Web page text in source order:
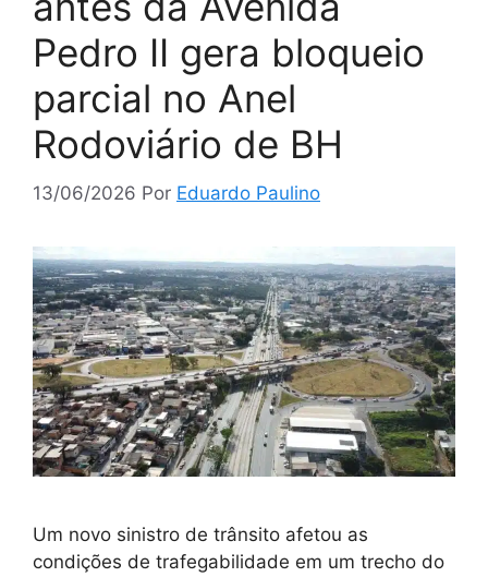
Pedro II gera bloqueio
parcial no Anel
Rodoviário de BH
13/06/2026 Por Eduardo Paulino
Um novo sinistro de trânsito afetou as
condições de trafegabilidade em um trecho do